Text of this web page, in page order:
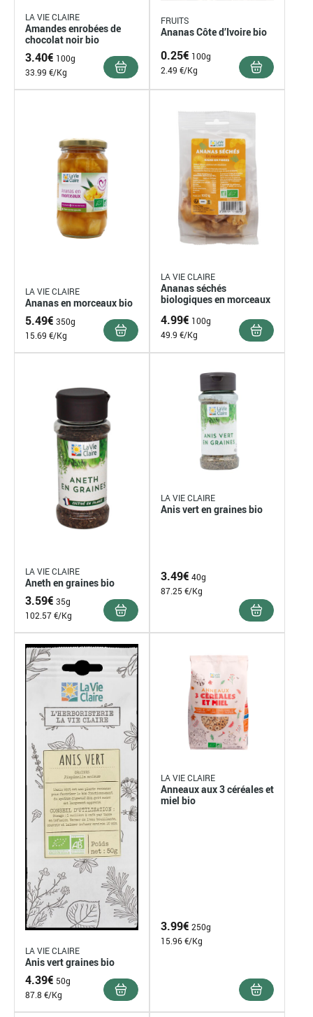
LA VIE CLAIRE
Amandes enrobées de
chocolat noir bio
3.40€ 100g
33.99 €/Kg
FRUITS
Ananas Côte d’Ivoire bio
0.25€ 100g
2.49 €/Kg
LA VIE CLAIRE
Ananas en morceaux bio
5.49€ 350g
15.69 €/Kg
LA VIE CLAIRE
Ananas séchés
biologiques en morceaux
4.99€ 100g
49.9 €/Kg
LA VIE CLAIRE
Aneth en graines bio
3.59€ 35g
102.57 €/Kg
LA VIE CLAIRE
Anis vert en graines bio
3.49€ 40g
87.25 €/Kg
LA VIE CLAIRE
Anis vert graines bio
4.39€ 50g
87.8 €/Kg
LA VIE CLAIRE
Anneaux aux 3 céréales et
miel bio
3.99€ 250g
15.96 €/Kg